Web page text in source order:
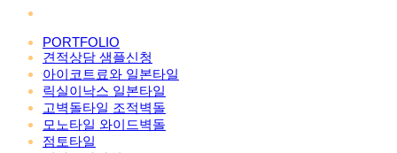
PORTFOLIO
견적상담 샘플신청
아이코트료와 일본타일
릭실이낙스 일본타일
고벽돌타일 조적벽돌
모노타일 와이드벽돌
점토타일